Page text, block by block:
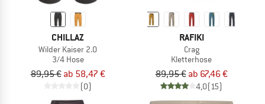
CHILLAZ
Wilder Kaiser 2.0
3/4 Hose
89,95 € ab 58,47 €
(0)
RAFIKI
Crag
Kletterhose
89,95 € ab 67,46 €
4,0(15)